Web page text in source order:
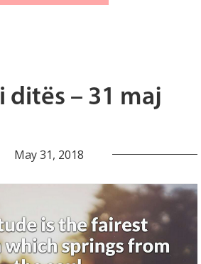
ditës – 31 maj
May 31, 2018